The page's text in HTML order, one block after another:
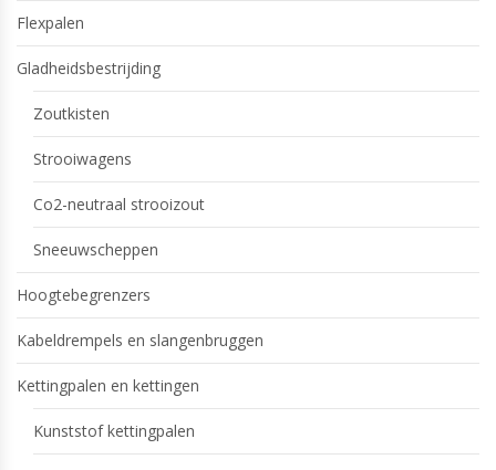
Flexpalen
Gladheidsbestrijding
Zoutkisten
Strooiwagens
Co2-neutraal strooizout
Sneeuwscheppen
Hoogtebegrenzers
Kabeldrempels en slangenbruggen
Kettingpalen en kettingen
Kunststof kettingpalen